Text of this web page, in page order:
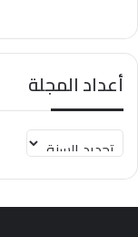
أعداد المجلة